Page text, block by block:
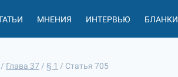
МНЕНИЯ ИНТЕРВЬЮ БЛАНКИ
/ Глава 37 / § 1 / Статья 705